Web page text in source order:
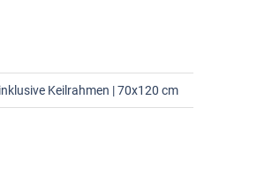
Keilrahmen | 70x120 cm